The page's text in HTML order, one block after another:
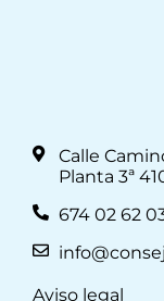
Calle
Planta 3ª
674 02 62
Aviso legal